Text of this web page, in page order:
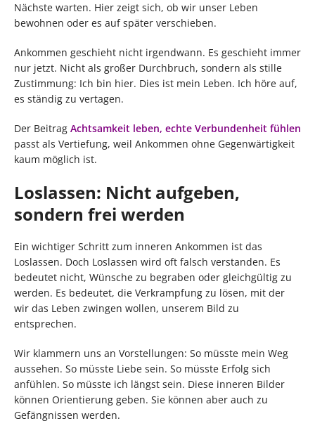
Nächste warten. Hier zeigt sich, ob wir unser Leben
bewohnen oder es auf später verschieben.
Ankommen geschieht nicht irgendwann. Es geschieht immer
nur jetzt. Nicht als großer Durchbruch, sondern als stille
Zustimmung: Ich bin hier. Dies ist mein Leben. Ich höre auf,
es ständig zu vertagen.
Der Beitrag Achtsamkeit leben, echte Verbundenheit fühlen
passt als Vertiefung, weil Ankommen ohne Gegenwärtigkeit
kaum möglich ist.
Loslassen: Nicht aufgeben,
sondern frei werden
Ein wichtiger Schritt zum inneren Ankommen ist das
Loslassen. Doch Loslassen wird oft falsch verstanden. Es
bedeutet nicht, Wünsche zu begraben oder gleichgültig zu
werden. Es bedeutet, die Verkrampfung zu lösen, mit der
wir das Leben zwingen wollen, unserem Bild zu
entsprechen.
Wir klammern uns an Vorstellungen: So müsste mein Weg
aussehen. So müsste Liebe sein. So müsste Erfolg sich
anfühlen. So müsste ich längst sein. Diese inneren Bilder
können Orientierung geben. Sie können aber auch zu
Gefängnissen werden.